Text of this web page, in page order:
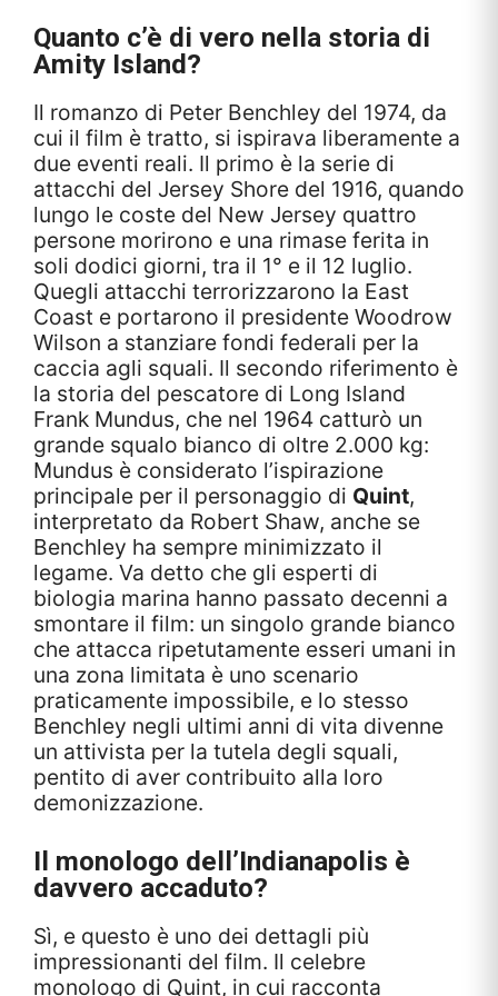
Quanto c’è di vero nella storia di
Amity Island?
Il romanzo di Peter Benchley del 1974, da
cui il film è tratto, si ispirava liberamente a
due eventi reali. Il primo è la serie di
attacchi del Jersey Shore del 1916, quando
lungo le coste del New Jersey quattro
persone morirono e una rimase ferita in
soli dodici giorni, tra il 1° e il 12 luglio.
Quegli attacchi terrorizzarono la East
Coast e portarono il presidente Woodrow
Wilson a stanziare fondi federali per la
caccia agli squali. Il secondo riferimento è
la storia del pescatore di Long Island
Frank Mundus, che nel 1964 catturò un
grande squalo bianco di oltre 2.000 kg:
Mundus è considerato l’ispirazione
principale per il personaggio di Quint,
interpretato da Robert Shaw, anche se
Benchley ha sempre minimizzato il
legame. Va detto che gli esperti di
biologia marina hanno passato decenni a
smontare il film: un singolo grande bianco
che attacca ripetutamente esseri umani in
una zona limitata è uno scenario
praticamente impossibile, e lo stesso
Benchley negli ultimi anni di vita divenne
un attivista per la tutela degli squali,
pentito di aver contribuito alla loro
demonizzazione.
Il monologo dell’Indianapolis è
davvero accaduto?
Sì, e questo è uno dei dettagli più
impressionanti del film. Il celebre
monologo di Quint, in cui racconta